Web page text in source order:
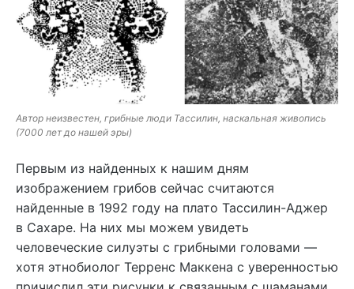
Автор неизвестен, грибные люди Тассилин, наскальная живопись
(7000 лет до нашей эры)
Первым из найденных к нашим дням
изображением грибов сейчас считаются
найденные в 1992 году на плато Тассилин-Аджер
в Сахаре. На них мы можем увидеть
человеческие силуэты с грибными головами —
хотя этнобиолог Терренс Маккена с уверенностью